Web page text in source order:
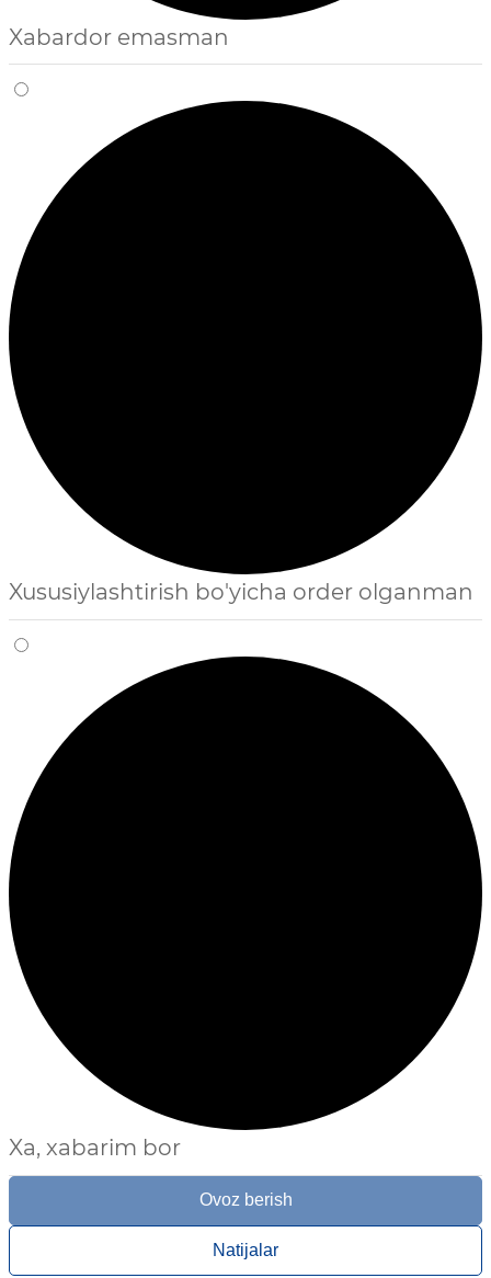
Xabardor emasman
Xususiylashtirish bo'yicha order olganman
Xa, xabarim bor
Ovoz berish
Natijalar